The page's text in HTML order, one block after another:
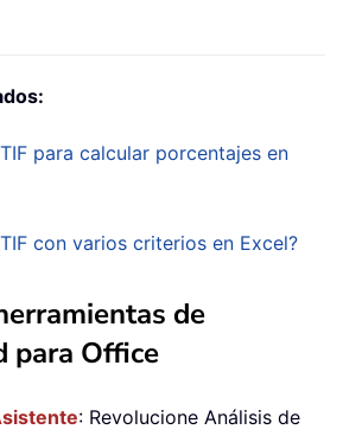
para calcular porcentajes en
con varios criterios en Excel?
de
para Office
: Revolucione Análisis de